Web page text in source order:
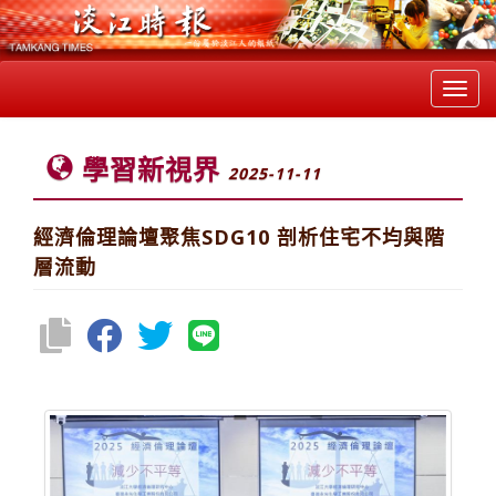
學習新視界 2025-11-11
經濟倫理論壇聚焦SDG10 剖析住宅不均與階
層流動